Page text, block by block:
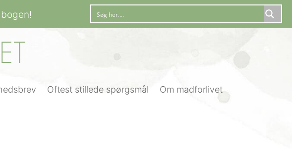
Oftest stillede spørgsmål Om madforlivet